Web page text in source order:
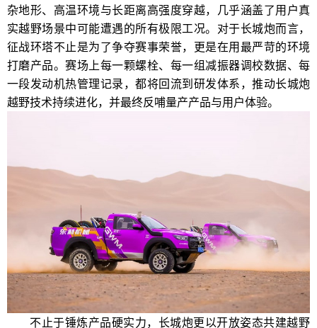
杂地形、高温环境与长距离高强度穿越，几乎涵盖了用户真
实越野场景中可能遭遇的所有极限工况。对于长城炮而言，
征战环塔不止是为了争夺赛事荣誉，更是在用最严苛的环境
打磨产品。赛场上每一颗螺栓、每一组减振器调校数据、每
一段发动机热管理记录，都将回流到研发体系，推动长城炮
越野技术持续进化，并最终反哺量产产品与用户体验。
不止于锤炼产品硬实力，长城炮更以开放姿态共建越野